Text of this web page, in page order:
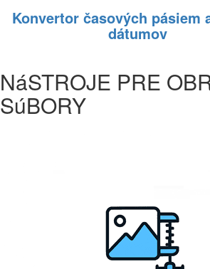
Konvertor časových pásiem
dátumov
NáSTROJE PRE
SúBORY